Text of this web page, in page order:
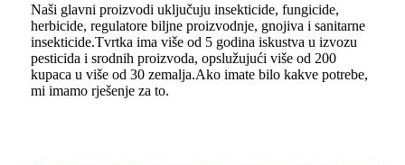
Naši glavni proizvodi uključuju insekticide, fungicide,
herbicide, regulatore biljne proizvodnje, gnojiva i sanitarne
insekticide.Tvrtka ima više od 5 godina iskustva u izvozu
pesticida i srodnih proizvoda, opslužujući više od 200
kupaca u više od 30 zemalja.Ako imate bilo kakve potrebe,
mi imamo rješenje za to.